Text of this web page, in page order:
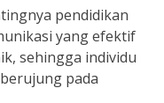
pendidikan
yang efektif
sehingga individu
pada